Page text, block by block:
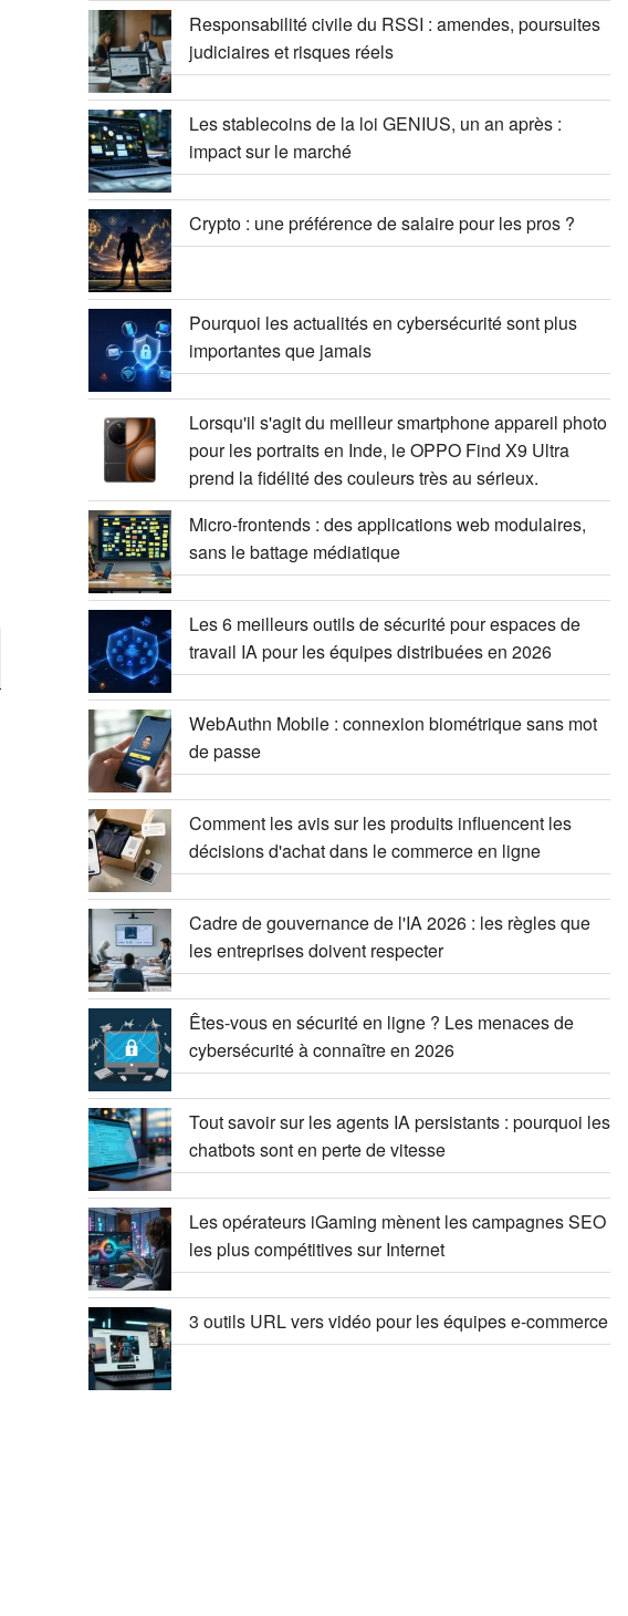
Responsabilité civile du RSSI : amendes, poursuites
judiciaires et risques réels
Les stablecoins de la loi GENIUS, un an après :
impact sur le marché
Crypto : une préférence de salaire pour les pros ?
Pourquoi les actualités en cybersécurité sont plus
importantes que jamais
Lorsqu'il s'agit du meilleur smartphone appareil photo
pour les portraits en Inde, le OPPO Find X9 Ultra
prend la fidélité des couleurs très au sérieux.
Micro-frontends : des applications web modulaires,
sans le battage médiatique
Les 6 meilleurs outils de sécurité pour espaces de
travail IA pour les équipes distribuées en 2026
WebAuthn Mobile : connexion biométrique sans mot
de passe
Comment les avis sur les produits influencent les
décisions d'achat dans le commerce en ligne
Cadre de gouvernance de l'IA 2026 : les règles que
les entreprises doivent respecter
Êtes-vous en sécurité en ligne ? Les menaces de
cybersécurité à connaître en 2026
Tout savoir sur les agents IA persistants : pourquoi les
chatbots sont en perte de vitesse
Les opérateurs iGaming mènent les campagnes SEO
les plus compétitives sur Internet
3 outils URL vers vidéo pour les équipes e-commerce